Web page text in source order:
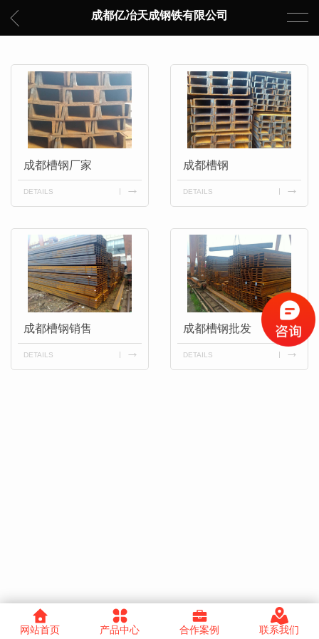
成都亿冶天成钢铁有限公司
成都槽钢厂家
DETAILS
成都槽钢
DETAILS
成都槽钢销售
DETAILS
成都槽钢批发
DETAILS
网站首页 产品中心 合作案例 联系我们